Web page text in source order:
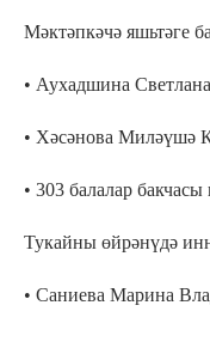
Мәктәпкәчә яшьтәге
• Аухадшина
• Хәсәнова Миләүшә
• 303 балалар
Тукайны өйрәнүдә
• Саниева Марина